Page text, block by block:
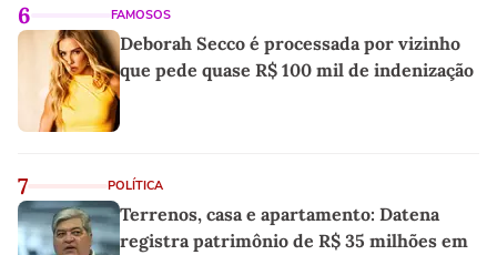
6 FAMOSOS
Deborah Secco é processada por vizinho
que pede quase R$ 100 mil de indenização
7 POLÍTICA
Terrenos, casa e apartamento: Datena
registra patrimônio de R$ 35 milhões em